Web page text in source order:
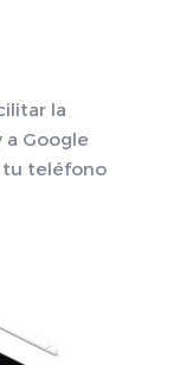
la
Google
tu teléfono